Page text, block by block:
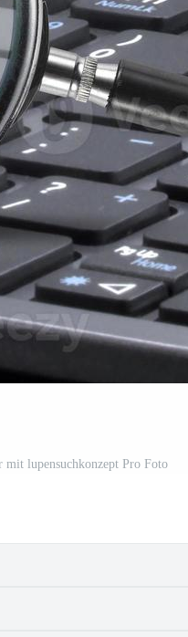
mit lupensuchkonzept Pro Foto